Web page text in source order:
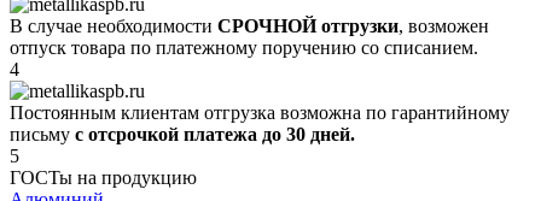
В случае необходимости СРОЧНОЙ отгрузки, возможен
отпуск товара по платежному поручению со списанием.
4
Постоянным клиентам отгрузка возможна по гарантийному
письму с отсрочкой платежа до 30 дней.
5
ГОСТы на продукцию